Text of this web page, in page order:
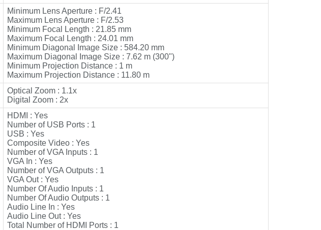
Minimum Lens Aperture : F/2.41
Maximum Lens Aperture : F/2.53
Minimum Focal Length : 21.85 mm
Maximum Focal Length : 24.01 mm
Minimum Diagonal Image Size : 584.20 mm
Maximum Diagonal Image Size : 7.62 m (300")
Minimum Projection Distance : 1 m
Maximum Projection Distance : 11.80 m
Optical Zoom : 1.1x
Digital Zoom : 2x
HDMI : Yes
Number of USB Ports : 1
USB : Yes
Composite Video : Yes
Number of VGA Inputs : 1
VGA In : Yes
Number of VGA Outputs : 1
VGA Out : Yes
Number Of Audio Inputs : 1
Number Of Audio Outputs : 1
Audio Line In : Yes
Audio Line Out : Yes
Total Number of HDMI Ports : 1